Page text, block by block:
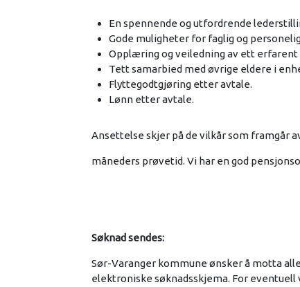
En spennende og utfordrende
Gode muligheter for faglig og
Opplæring og veiledning av ett erfarent
Tett samarbied med øvrige eldere i
Flyttegodtgjøring etter avtale.
Lønn etter avtale.
Ansettelse skjer på de vilkår som framgår
måneders prøvetid. Vi har en god
Søknad sendes:
Sør-Varanger kommune ønsker å motta
elektroniske søknadsskjema. For